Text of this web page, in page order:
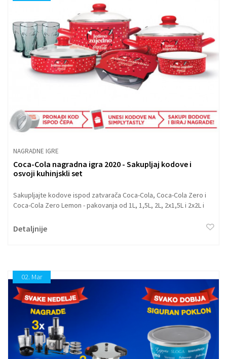
NAGRADNE IGRE
Coca-Cola nagradna igra 2020 - Sakupljaj kodove i
osvoji kuhinjskli set
Sakupljajte kodove ispod zatvarača Coca-Cola, Coca-Cola Zero i
Coca-Cola Zero Lemon - pakovanja od 1L, 1,5L, 2L, 2x1,5L i 2x2L i
Detaljnije
02. Mar